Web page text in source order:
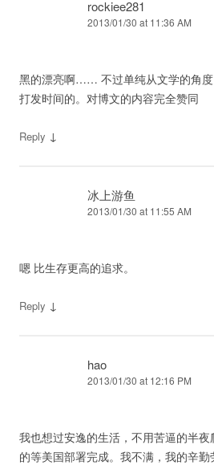
rockiee281
2013/01/30 at 11:36 AM
黑的漂亮啊…… 不过单纯从文学的角
打发时间的。对博文的内容完全赞同
Reply ↓
冰上游鱼
2013/01/30 at 11:55 AM
嗯 比生存更高的追求。
Reply ↓
hao
2013/01/30 at 12:16 PM
我也想过安逸的生活，不用苦逼的半
的等美国部署完成。我不满，我的辛勤